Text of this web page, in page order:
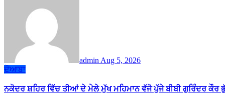
admin Aug 5, 2026
ਦੋਆਬਾ
ਨਕੋਦਰ ਸ਼ਹਿਰ ਵਿੱਚ ਤੀਆਂ ਦੇ ਮੇਲੇ ਮੁੱਖ ਮਹਿਮਾਨ ਵੱਜੋ ਪੁੱਜੇ ਬੀਬੀ ਗੁਰਿੰਦਰ ਕੌਰ